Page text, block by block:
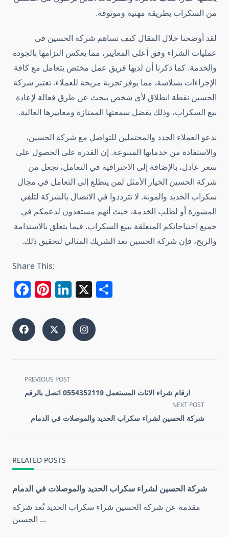
من السكراب بطريقة مهنية وموثوقة.
لقد أوضحنا خلال المقال كيف تساهم شركة الحسين في
عمليات الشراء وفق أعلى المعايير، مما يعكس التزامها بالجودة
والخدمة. كما ذكرنا أن لديها فريق عمل مختص يتعامل مع كافة
الإجراءات بسلاسة، مما يوفر تجربة مريحة للعملاء. تعتبر شركة
الحسين نقطة انطلاق لأي شخص يبحث عن طرق فعالة لإعادة
بيع السكراب، وذلك بفضل سمعتها الممتازة ومعاييرها العالية.
ندعو العملاء الجدد والمحتملين للتواصل مع شركة الحسين،
والاستفادة من خدماتها المتنوعة. إن القدرة على الحصول على
سعر عادل، بالإضافة إلى الاحترافية في التعامل، تجعل من
شركة الحسين الخيار الأمثل لمن يتطلع إلى التعامل في مجال
سكراب الحديد والمونة. لا تترددوا في الاتصال بالشركة لتلقي
المشورة أو لطلب الخدمة، حيث أنهم مستعدون لدعمكم في
جميع احتياجاتكم المتعلقة ببيع السكراب. فيما يتعلق بالاستدامة
والربح، فإن شركة الحسين تعد الشريك المثالي لتحقيق ذلك.
Share This:
Facebook
Pinterest
LinkedIn
X
<span
class="nav-
screen-
text">Page</span>
PREVIOUS POST
ارقام شراء الاثاث المستعمل 0554352119 اتصل بالرقم
NEXT POST
شركة الحسين لشراء سكراب الحديد والموصلات في الدمام
RELATED POSTS
شركة الحسين لشراء سكراب الحديد والموصلات في الدمام
مقدمة عن شركة الحسين شراء سكراب الحديد تُعد شركة
الحسين ...